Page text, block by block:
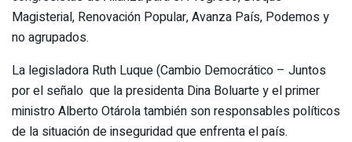
Magisterial, Renovación Popular, Avanza País, Podemos y
no agrupados.
La legisladora Ruth Luque (Cambio Democrático – Juntos
por el señalo que la presidenta Dina Boluarte y el primer
ministro Alberto Otárola también son responsables políticos
de la situación de inseguridad que enfrenta el país.